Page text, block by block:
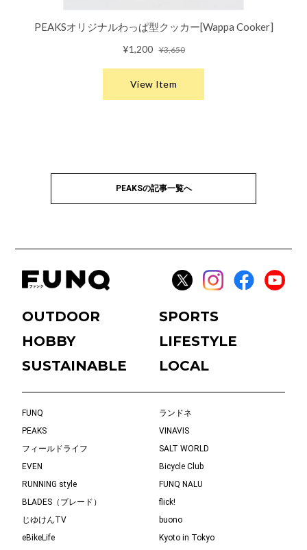
PEAKSの記事一覧へ
OUTDOOR
SPORTS
HOBBY
LIFESTYLE
SUSTAINABLE
LOCAL
FUNQ
ランドネ
PEAKS
VINAVIS
フィールドライフ
SALT WORLD
EVEN
Bicycle Club
RUNNING style
FUNQ NALU
BLADES（ブレード）
flick!
じゆけんTV
buono
eBikeLife
Kyoto in Tokyo